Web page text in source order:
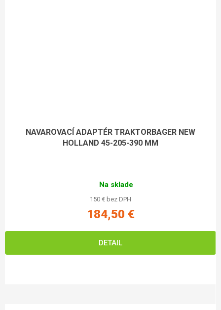
NAVAROVACÍ ADAPTÉR TRAKTORBAGER NEW
HOLLAND 45-205-390 MM
Na sklade
150 € bez DPH
184,50 €
DETAIL